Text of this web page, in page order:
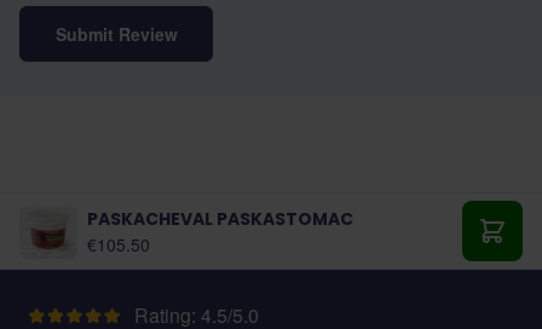
Submit Review
PASKACHEVAL PASKASTOMAC
€105.50
Add
Rating: 4.5/5.0